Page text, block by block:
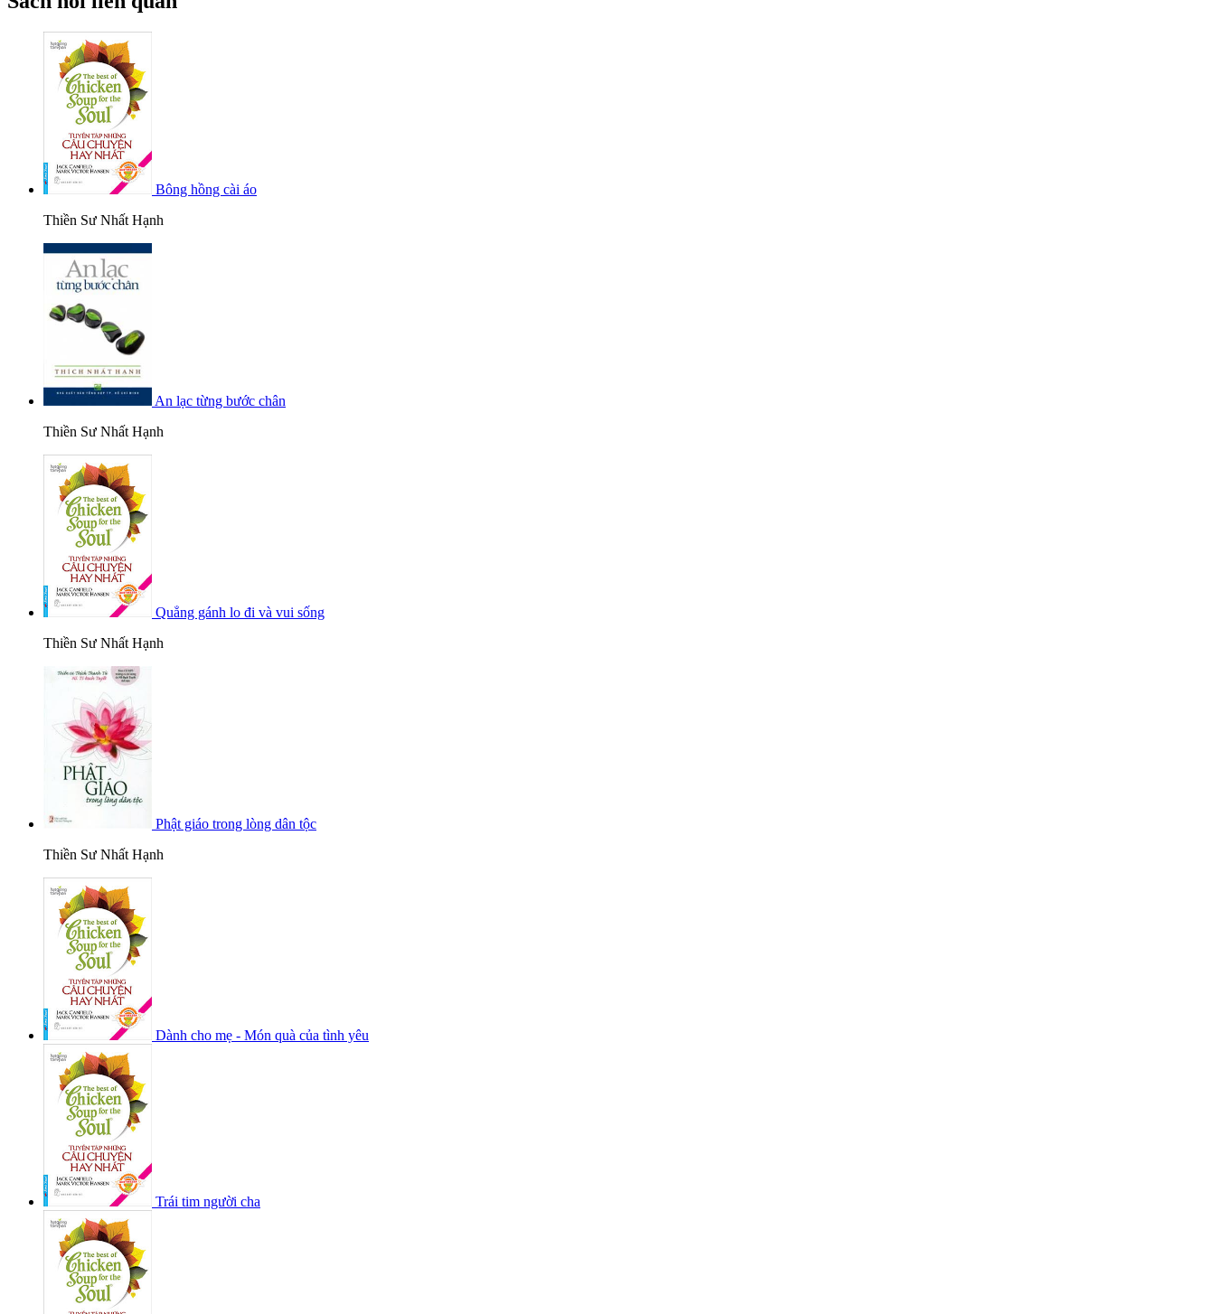
Bông hồng cài áo
Thiền Sư Nhất Hạnh
An lạc từng bước chân
Thiền Sư Nhất Hạnh
Quẳng gánh lo đi và vui sống
Thiền Sư Nhất Hạnh
Phật giáo trong lòng dân tộc
Thiền Sư Nhất Hạnh
Dành cho mẹ - Món quà của tình yêu
Trái tim người cha